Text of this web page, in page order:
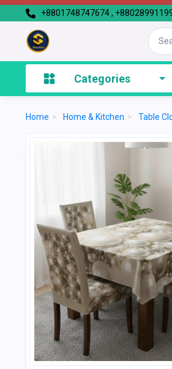
+8801748747674 ,
Categories
Home > Home & Kitchen > Table